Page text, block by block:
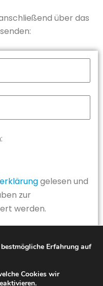
über das
gelesen und
zur
werden.
Erfahrung auf
Cookies wir